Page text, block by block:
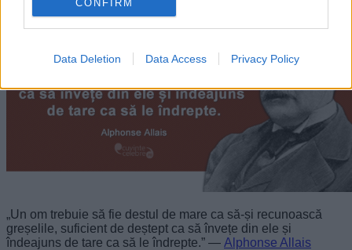
CONFIRM
Data Deletion Data Access Privacy Policy
„Un om trebuie să fie destul de mare ca să-și recunoască
greșelile, suficient de deștept ca să învețe din ele și
îndeajuns de tare ca să le îndrepte.” — Alphonse Allais